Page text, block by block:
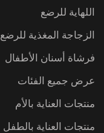
اللهاية للرضع
الزجاجة المغذية للرضع
فرشاة أسنان الأطفال
عرض جميع الفئات
منتجات العناية بالأم
منتجات العناية بالطفل